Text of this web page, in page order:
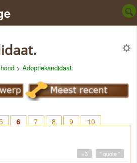
> Adoptiekandidaat.
6 7 8 9 10
" quote "
+3